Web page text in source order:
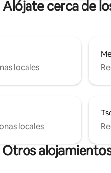
Alójate cerca de
locales
locales
Otros